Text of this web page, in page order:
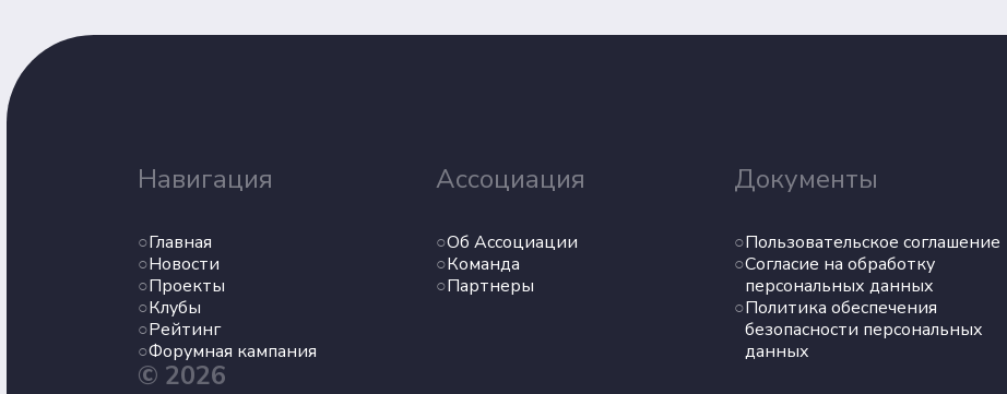
Навигация
Главная
Новости
Проекты
Клубы
Рейтинг
Форумная кампания
Ассоциация
Об Ассоциации
Команда
Партнеры
Документы
Пользовательское соглашение
Согласие на обработку
персональных данных
Политика обеспечения
безопасности персональных
данных
© 2026
Клубы
Рейтинг
Политика обеспечения